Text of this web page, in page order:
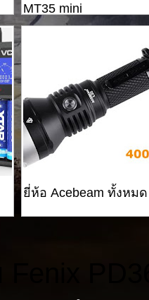
MT35 mini
ยี่ห้อ Acebeam ทั้งหมด